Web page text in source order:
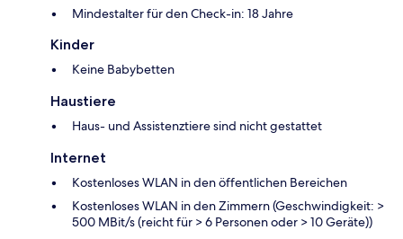
Mindestalter für den Check-in: 18 Jahre
Kinder
Keine Babybetten
Haustiere
Haus- und Assistenztiere sind nicht gestattet
Internet
Kostenloses WLAN in den öffentlichen Bereichen
Kostenloses WLAN in den Zimmern (Geschwindigkeit: >
500 MBit/s (reicht für > 6 Personen oder > 10 Geräte))